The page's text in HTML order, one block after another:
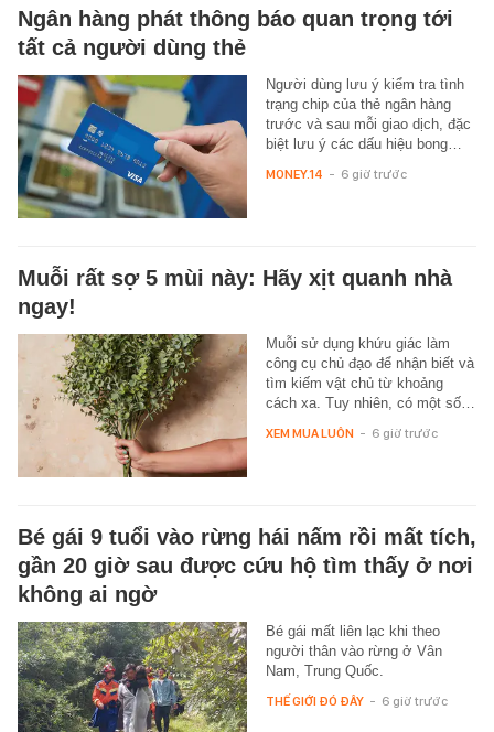
Ngân hàng phát thông báo quan trọng tới
tất cả người dùng thẻ
Người dùng lưu ý kiểm tra tình
trạng chip của thẻ ngân hàng
trước và sau mỗi giao dịch, đặc
biệt lưu ý các dấu hiệu bong…
MONEY.14 - 6 giờ trước
Muỗi rất sợ 5 mùi này: Hãy xịt quanh nhà
ngay!
Muỗi sử dụng khứu giác làm
công cụ chủ đạo để nhận biết và
tìm kiếm vật chủ từ khoảng
cách xa. Tuy nhiên, có một số…
XEM MUA LUÔN - 6 giờ trước
Bé gái 9 tuổi vào rừng hái nấm rồi mất tích,
gần 20 giờ sau được cứu hộ tìm thấy ở nơi
không ai ngờ
Bé gái mất liên lạc khi theo
người thân vào rừng ở Vân
Nam, Trung Quốc.
THẾ GIỚI ĐÓ ĐÂY - 6 giờ trước